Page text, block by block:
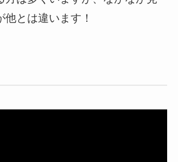
他とは違います！